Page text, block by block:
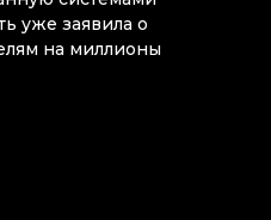
уже заявила о
на миллионы